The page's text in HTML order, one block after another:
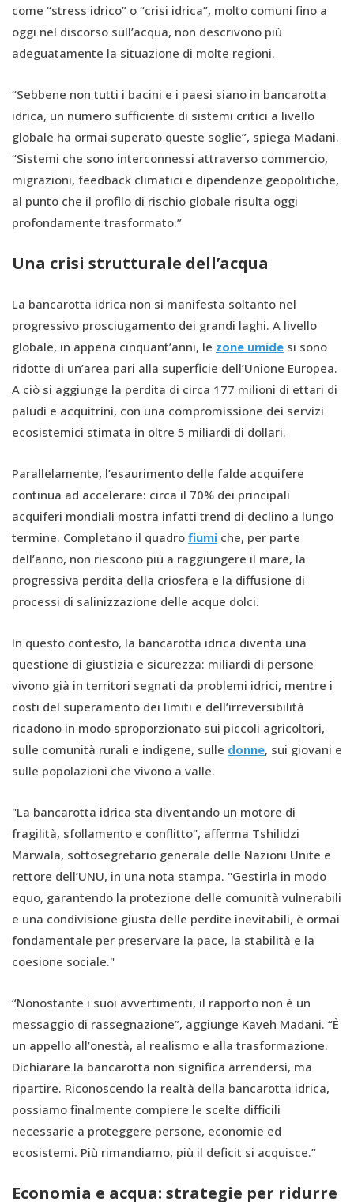
come “stress idrico” o “crisi idrica”, molto comuni fino a
oggi nel discorso sull’acqua, non descrivono più
adeguatamente la situazione di molte regioni.
“Sebbene non tutti i bacini e i paesi siano in bancarotta
idrica, un numero sufficiente di sistemi critici a livello
globale ha ormai superato queste soglie”, spiega Madani.
“Sistemi che sono interconnessi attraverso commercio,
migrazioni, feedback climatici e dipendenze geopolitiche,
al punto che il profilo di rischio globale risulta oggi
profondamente trasformato.”
Una crisi strutturale dell’acqua
La bancarotta idrica non si manifesta soltanto nel
progressivo prosciugamento dei grandi laghi. A livello
globale, in appena cinquant’anni, le zone umide si sono
ridotte di un’area pari alla superficie dell’Unione Europea.
A ciò si aggiunge la perdita di circa 177 milioni di ettari di
paludi e acquitrini, con una compromissione dei servizi
ecosistemici stimata in oltre 5 miliardi di dollari.
Parallelamente, l’esaurimento delle falde acquifere
continua ad accelerare: circa il 70% dei principali
acquiferi mondiali mostra infatti trend di declino a lungo
termine. Completano il quadro fiumi che, per parte
dell’anno, non riescono più a raggiungere il mare, la
progressiva perdita della criosfera e la diffusione di
processi di salinizzazione delle acque dolci.
In questo contesto, la bancarotta idrica diventa una
questione di giustizia e sicurezza: miliardi di persone
vivono già in territori segnati da problemi idrici, mentre i
costi del superamento dei limiti e dell’irreversibilità
ricadono in modo sproporzionato sui piccoli agricoltori,
sulle comunità rurali e indigene, sulle donne, sui giovani e
sulle popolazioni che vivono a valle.
"La bancarotta idrica sta diventando un motore di
fragilità, sfollamento e conflitto", afferma Tshilidzi
Marwala, sottosegretario generale delle Nazioni Unite e
rettore dell’UNU, in una nota stampa. "Gestirla in modo
equo, garantendo la protezione delle comunità vulnerabili
e una condivisione giusta delle perdite inevitabili, è ormai
fondamentale per preservare la pace, la stabilità e la
coesione sociale."
“Nonostante i suoi avvertimenti, il rapporto non è un
messaggio di rassegnazione”, aggiunge Kaveh Madani. “È
un appello all’onestà, al realismo e alla trasformazione.
Dichiarare la bancarotta non significa arrendersi, ma
ripartire. Riconoscendo la realtà della bancarotta idrica,
possiamo finalmente compiere le scelte difficili
necessarie a proteggere persone, economie ed
ecosistemi. Più rimandiamo, più il deficit si acquisce.”
Economia e acqua: strategie per ridurre